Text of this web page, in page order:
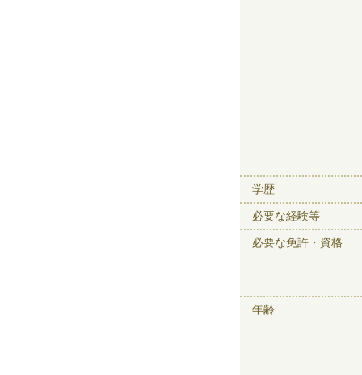
学歴
必要な経験等
必要な免許・資格
年齢